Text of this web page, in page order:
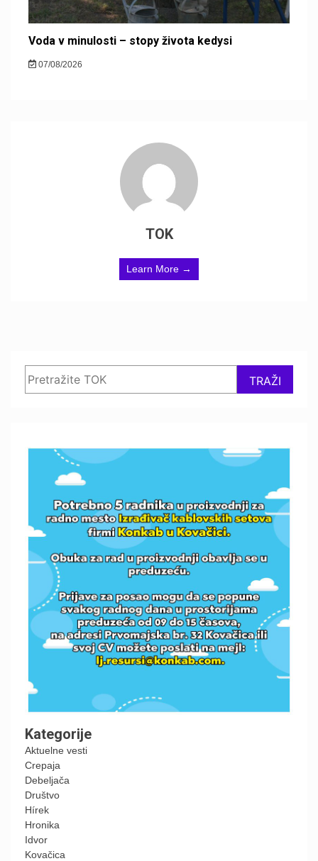
Voda v minulosti – stopy života kedysi
07/08/2026
TOK
Learn More →
TRAŽI
Kategorije
Aktuelne vesti
Crepaja
Debeljača
Društvo
Hírek
Hronika
Idvor
Kovačica